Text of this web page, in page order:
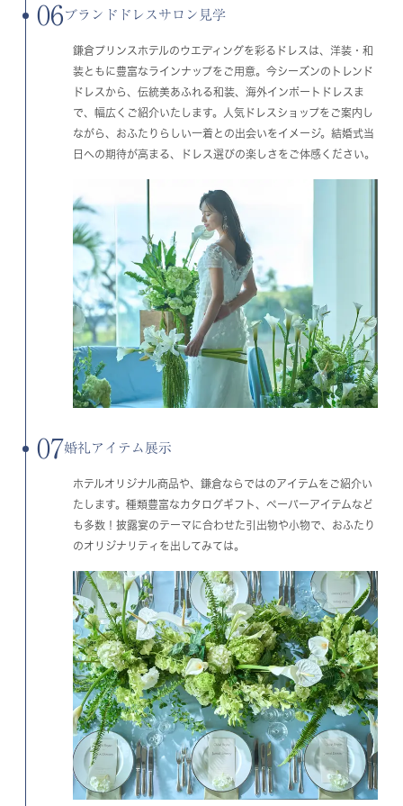
06 ブランドドレスサロン見学
鎌倉プリンスホテルのウエディングを彩るドレスは、洋装・和
装ともに豊富なラインナップをご用意。今シーズンのトレンド
ドレスから、伝統美あふれる和装、海外インポートドレスま
で、幅広くご紹介いたします。人気ドレスショップをご案内し
ながら、おふたりらしい一着との出会いをイメージ。結婚式当
日への期待が高まる、ドレス選びの楽しさをご体感ください。
07婚礼アイテム展示
ホテルオリジナル商品や、鎌倉ならではのアイテムをご紹介い
たします。種類豊富なカタログギフト、ペーパーアイテムなど
も多数！披露宴のテーマに合わせた引出物や小物で、おふたり
のオリジナリティを出してみては。